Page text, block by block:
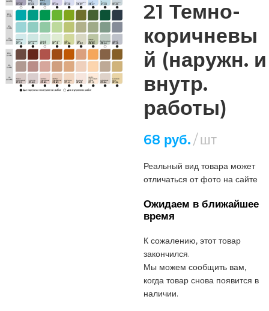
21 Темно-
коричневы
й (наружн. и
внутр.
работы)
68 руб. шт
Реальный вид товара может
отличаться от фото на сайте
Ожидаем в ближайшее
время
К сожалению, этот товар
закончился.
Мы можем сообщить вам,
когда товар снова появится в
наличии.